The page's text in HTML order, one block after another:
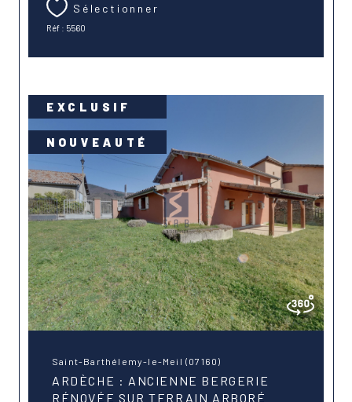
Sélectionner
Réf : 5560
Saint-Barthélemy-le-Meil (07160)
ARDÈCHE : ANCIENNE BERGERIE
RÉNOVÉE SUR TERRAIN ARBORÉ
EXCLUSIF
NOUVEAUTÉ